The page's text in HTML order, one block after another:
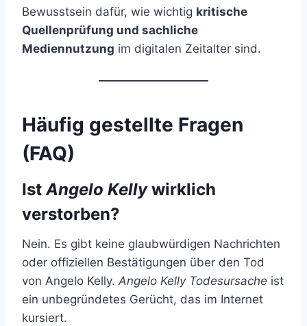
Bewusstsein dafür, wie wichtig kritische
Quellenprüfung und sachliche
Mediennutzung im digitalen Zeitalter sind.
Häufig gestellte Fragen
(FAQ)
IstAngelo Kellywirklich
verstorben?
Nein. Es gibt keine glaubwürdigen Nachrichten
oder offiziellen Bestätigungen über den Tod
von Angelo Kelly. Angelo Kelly Todesursache ist
ein unbegründetes Gerücht, das im Internet
kursiert.